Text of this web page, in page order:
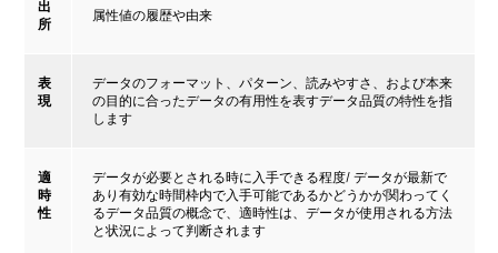
出
所
属性値の履歴や由来
表
現
データのフォーマット、パターン、読みやすさ、および本来
の目的に合ったデータの有用性を表すデータ品質の特性を指
します
適
時
性
データが必要とされる時に入手できる程度/ データが最新で
あり有効な時間枠内で入手可能であるかどうかが関わってく
るデータ品質の概念で、適時性は、データが使用される方法
と状況によって判断されます